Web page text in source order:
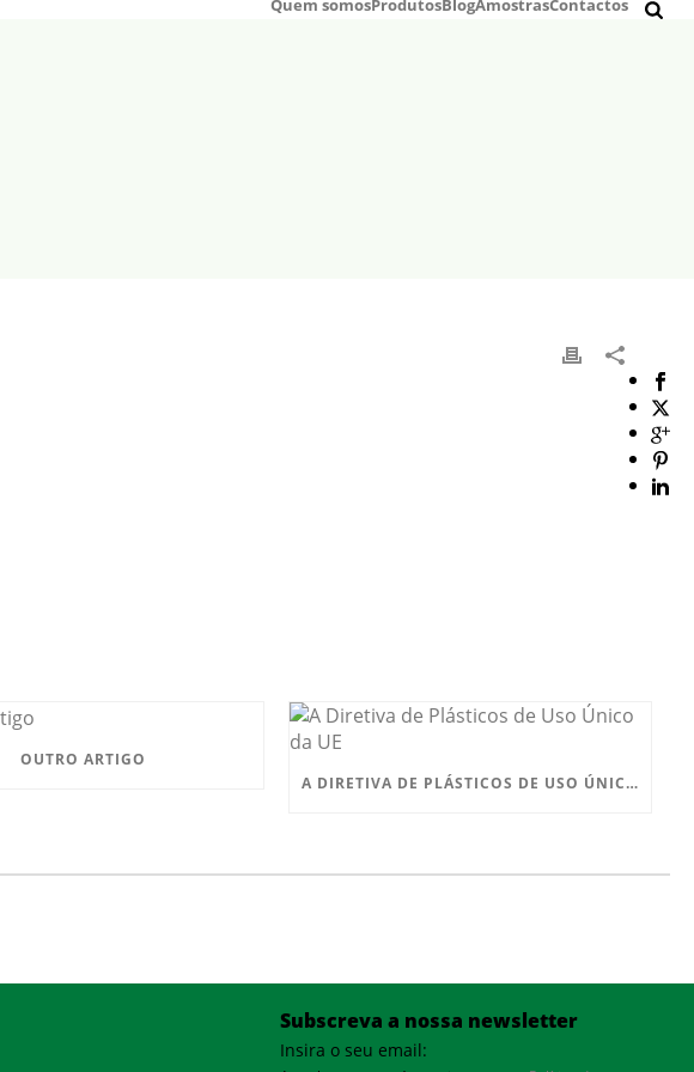
Quem somosProdutosBlogAmostrasContactos
OUTRO ARTIGO
A DIRETIVA DE PLÁSTICOS DE USO ÚNICO DA UE
Subscreva a nossa newsletter
Insira o seu email: